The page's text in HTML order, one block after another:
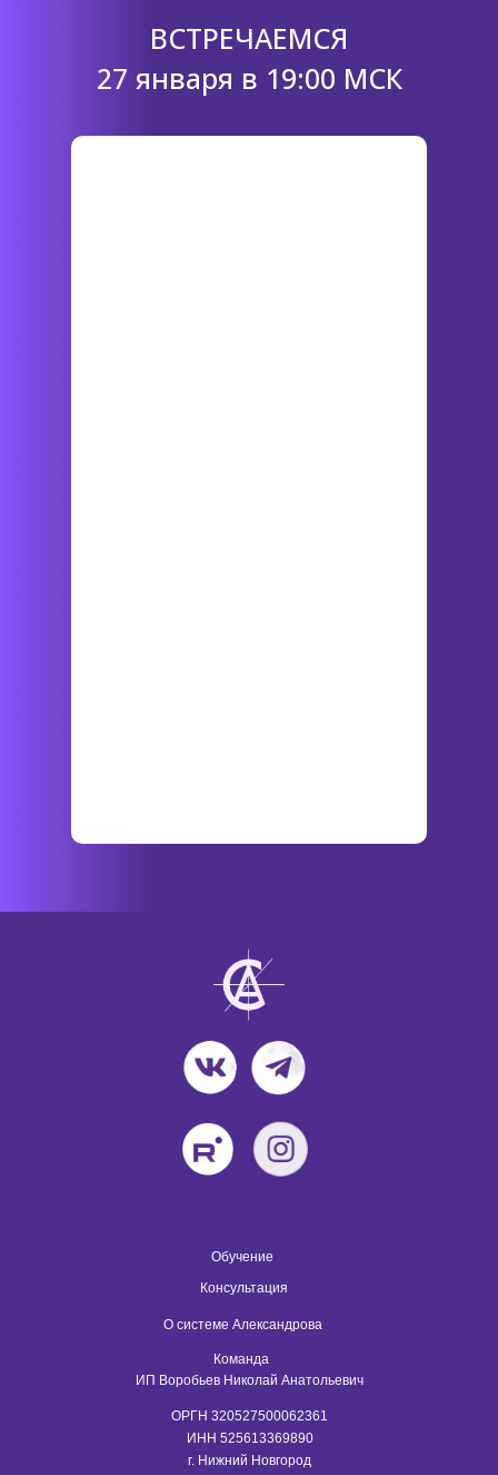
ВСТРЕЧАЕМСЯ
27 января в 19:00 МСК
Обучение
Консультация
Команда
ИП Воробьев Николай Анатольевич
ОРГН 320527500062361
ИНН 525613369890
г. Нижний Новгород
О системе Александрова